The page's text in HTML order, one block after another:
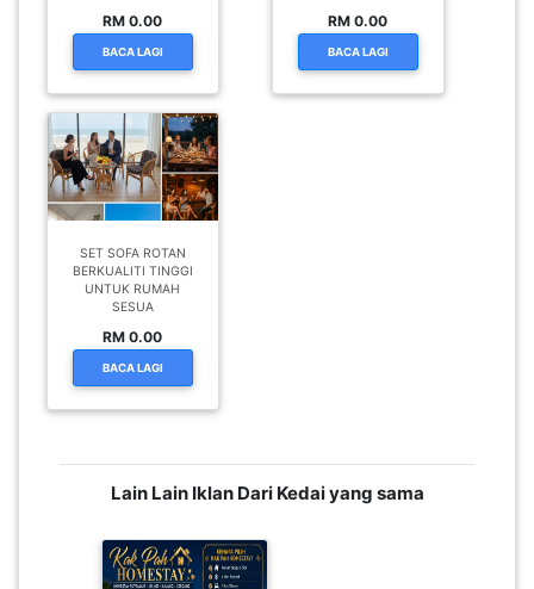
RM 0.00
BACA LAGI
RM 0.00
BACA LAGI
SET SOFA ROTAN
BERKUALITI TINGGI
UNTUK RUMAH
SESUA
RM 0.00
BACA LAGI
Lain Lain Iklan Dari Kedai yang sama